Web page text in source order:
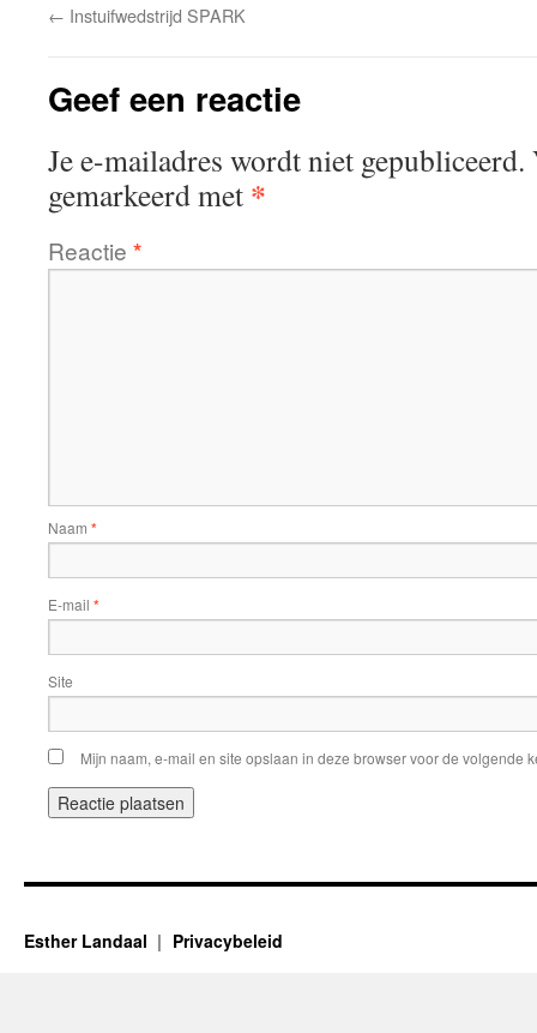
← Instuifwedstrijd SPARK
Geef een reactie
Je e-mailadres wordt niet gepubliceerd.
gemarkeerd met *
Reactie *
Naam *
E-mail *
Site
Mijn naam, e-mail en site opslaan in deze browser voor de volgende
Esther Landaal Privacybeleid